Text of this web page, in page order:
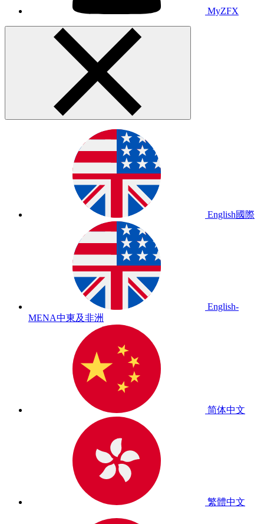
MyZFX
English國際
English-
MENA中東及非洲
简体中文
繁體中文